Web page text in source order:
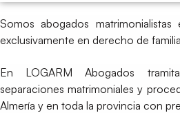
Somos abogados matrimonialistas
exclusivamente en derecho de
En LOGARM Abogados
separaciones matrimoniales y
Almería y en toda la provincia con